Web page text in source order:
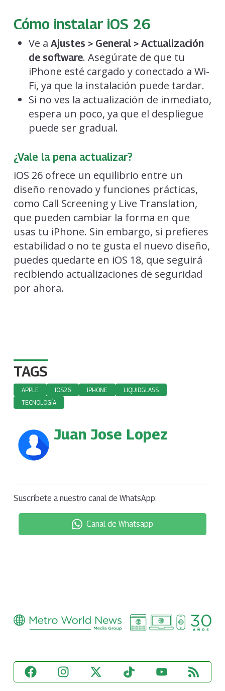
Cómo instalar iOS 26
Ve a Ajustes > General > Actualización
de software. Asegúrate de que tu
iPhone esté cargado y conectado a Wi-
Fi, ya que la instalación puede tardar.
Si no ves la actualización de inmediato,
espera un poco, ya que el despliegue
puede ser gradual.
¿Vale la pena actualizar?
iOS 26 ofrece un equilibrio entre un
diseño renovado y funciones prácticas,
como Call Screening y Live Translation,
que pueden cambiar la forma en que
usas tu iPhone. Sin embargo, si prefieres
estabilidad o no te gusta el nuevo diseño,
puedes quedarte en iOS 18, que seguirá
recibiendo actualizaciones de seguridad
por ahora.
TAGS
APPLE IOS26 IPHONE
LIQUIDGLASS
TECNOLOGÍA
Juan Jose Lopez
Suscríbete a nuestro canal de WhatsApp:
Canal de Whatsapp